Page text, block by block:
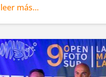
leer más…